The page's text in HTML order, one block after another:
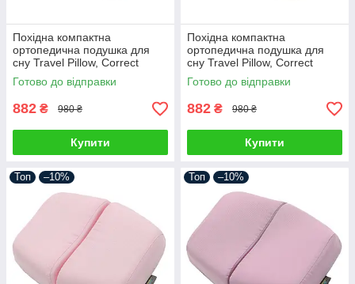
Похідна компактна
ортопедична подушка для
сну Travel Pillow, Correct
Shape® (розмір ХL) айворі
Готово до відправки
882 ₴ 980 ₴
Купити
Похідна компактна
ортопедична подушка для
сну Travel Pillow, Correct
Shape® (розмір ХL) бежевий
Готово до відправки
882 ₴ 980 ₴
Купити
Топ –10% Топ –10%